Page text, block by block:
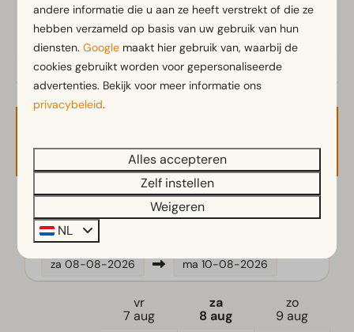
Parasol
Terras
Tuin
Tuinset
Keuken
Ingerichte keuken
Filter koffiezetapparaat
Koelkast met vriesvak
Vaatwasser(s)
Waterkoker
Ligging
za 08-08-2026 ma 10-08-2026
vr
7 aug
za
8 aug
zo
9 aug
andere informatie die u aan ze heeft verstrekt of die ze
hebben verzameld op basis van uw gebruik van hun
diensten.Google maakt hier gebruik van, waarbij de
cookies gebruikt worden voor gepersonaliseerde
advertenties. Bekijk voor meer informatie ons
privacybeleid.
Alles accepteren
Zelf instellen
Weigeren
NL